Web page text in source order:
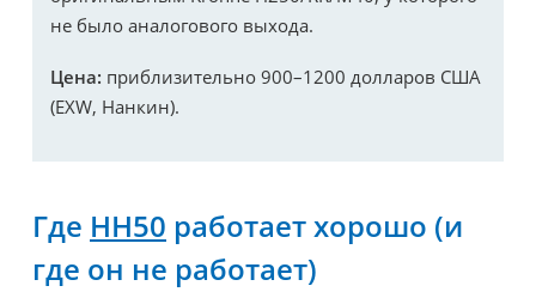
не было аналогового выхода.
Цена: приблизительно 900–1200 долларов США
(EXW, Нанкин).
Где HH50 работает хорошо (и
где он не работает)